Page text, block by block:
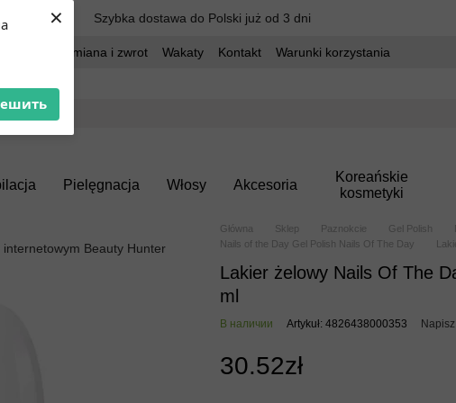
× Szybka dostawa do Polski już od 3 dni
Wymiana i zwrot Wakaty Kontakt
Warunki korzystania
Pielęgnacja Włosy Akcesoria
Koreańskie
kosmetyki
Główna Sklep Paznokcie Gel Polish
Nails of the Day Gel Polish Nails Of The Day
Lakier żelowy Nails Of The
ml
В наличии Artykuł: 4826438000353
30.52zł